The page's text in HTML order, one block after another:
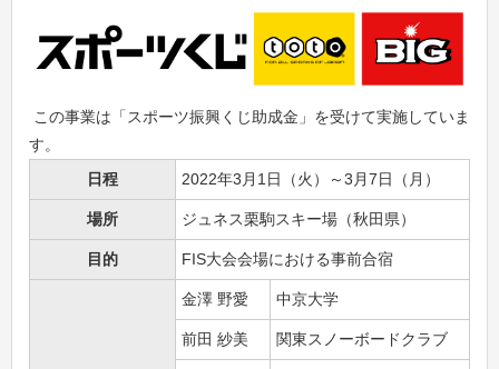
この事業は「スポーツ振興くじ助成金」を受けて実施していま
す。
日程
2022年3月1日（火）～3月7日（月）
場所 ジュネス栗駒スキー場（秋田県）
目的 FIS大会会場における事前合宿
金澤 野愛 中京大学
前田 紗美 関東スノーボードクラブ